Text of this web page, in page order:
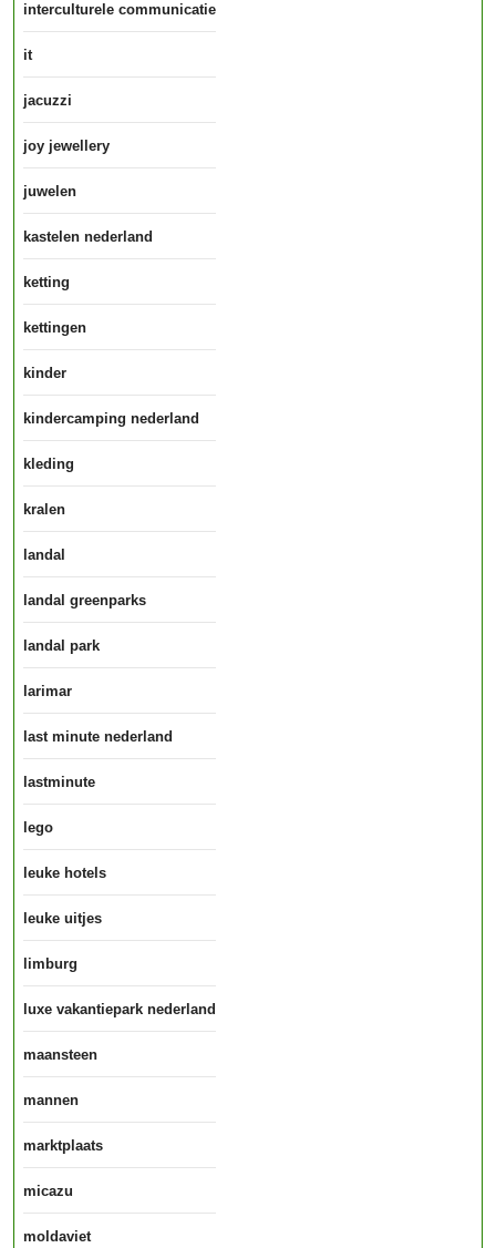
interculturele communicatie
it
jacuzzi
joy jewellery
juwelen
kastelen nederland
ketting
kettingen
kinder
kindercamping nederland
kleding
kralen
landal
landal greenparks
landal park
larimar
last minute nederland
lastminute
lego
leuke hotels
leuke uitjes
limburg
luxe vakantiepark nederland
maansteen
mannen
marktplaats
micazu
moldaviet